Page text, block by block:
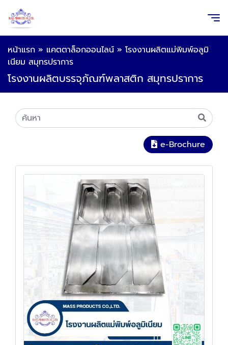
หน้าแรก » แคตตาล็อกออนไลน์ » โรงงานผลิตแม่พิมพ์อลูมิ
เนียม สมุทรปราการ
โรงงานผลิตบรรจุภัณฑ์พลาสติก สมุทรปราการ
e-Brochure